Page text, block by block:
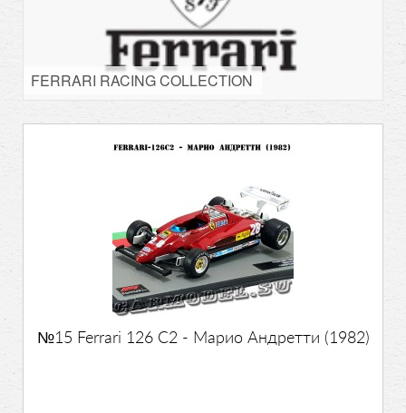
FERRARI RACING COLLECTION
№15 Ferrari 126 C2 - Марио Андретти (1982)